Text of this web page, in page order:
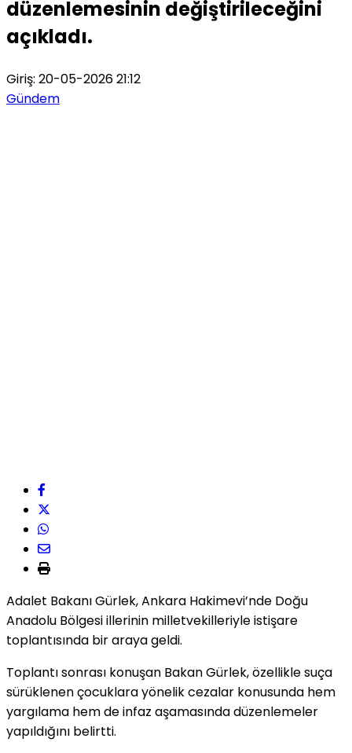
düzenlemesinin değiştirileceğini
açıkladı.
Giriş: 20-05-2026 21:12
Gündem
Adalet Bakanı Gürlek, Ankara Hakimevi’nde Doğu
Anadolu Bölgesi illerinin milletvekilleriyle istişare
toplantısında bir araya geldi.
Toplantı sonrası konuşan Bakan Gürlek, özellikle suça
sürüklenen çocuklara yönelik cezalar konusunda hem
yargılama hem de infaz aşamasında düzenlemeler
yapıldığını belirtti.